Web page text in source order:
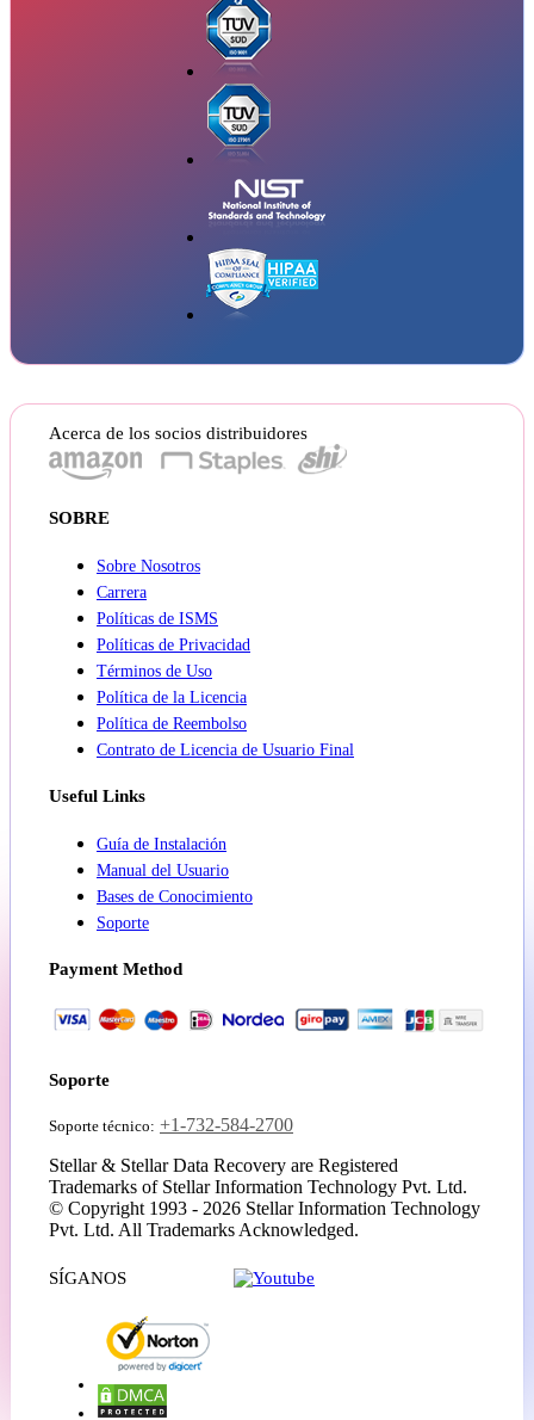
Acerca de los socios distribuidores
SOBRE
Sobre Nosotros
Carrera
Políticas de ISMS
Políticas de Privacidad
Términos de Uso
Política de la Licencia
Política de Reembolso
Contrato de Licencia de Usuario Final
Useful Links
Guía de Instalación
Manual del Usuario
Bases de Conocimiento
Soporte
Payment Method
Soporte
Soporte técnico: +1-732-584-2700
Stellar & Stellar Data Recovery are Registered
Trademarks of Stellar Information Technology Pvt. Ltd.
© Copyright 1993 - 2026 Stellar Information Technology
Pvt. Ltd. All Trademarks Acknowledged.
SÍGANOS